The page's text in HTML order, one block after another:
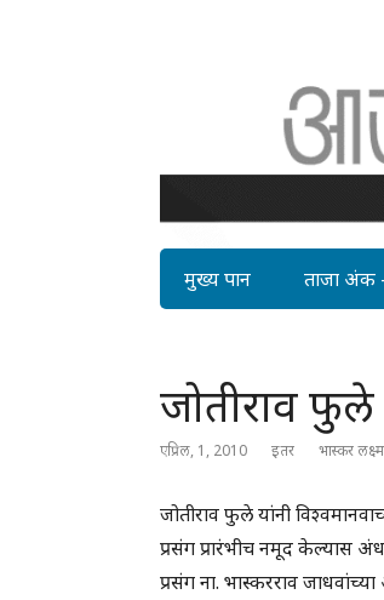
मुख्य पान ताजा अंक
जोतीराव फुले
एप्रिल, 1, 2010 इतर भास्कर
जोतीराव फुले यांनी
प्रसंग प्रारंभीच नमूद केल्यास
प्रसंग ना. भास्करराव